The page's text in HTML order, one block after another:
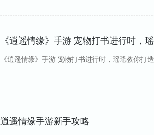
《逍遥情缘》手游 宠物打书进行时，
《逍遥情缘》手游 宠物打书进行时，瑶瑶教你打
逍遥情缘手游新手攻略